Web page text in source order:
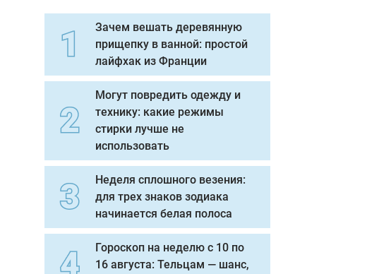
Зачем вешать деревянную
прищепку в ванной: простой
лайфхак из Франции
Могут повредить одежду и
технику: какие режимы
стирки лучше не
использовать
Неделя сплошного везения:
для трех знаков зодиака
начинается белая полоса
Гороскоп на неделю с 10 по
16 августа: Тельцам — шанс,